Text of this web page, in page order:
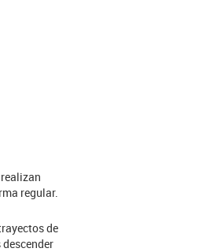
regular.
de